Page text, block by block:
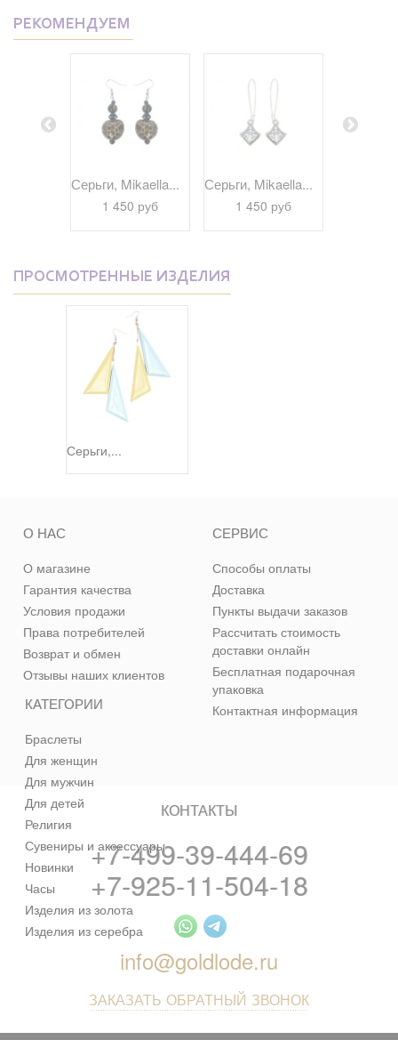
РЕКОМЕНДУЕМ
Серьги, Mikaella...
1 450 руб
Серьги, Mikaella...
1 450 руб
ПРОСМОТРЕННЫЕ ИЗДЕЛИЯ
Серьги,...
КАТЕГОРИИ
Браслеты
Для женщин
Для мужчин
Для детей
Религия
Сувениры и аксессуары
Новинки
Часы
Изделия из золота
Изделия из серебра
О НАС
О магазине
Гарантия качества
Условия продажи
Права потребителей
Возврат и обмен
Отзывы наших клиентов
СЕРВИС
Способы оплаты
Доставка
Пункты выдачи заказов
Рассчитать стоимость
доставки онлайн
Бесплатная подарочная
упаковка
Контактная информация
КОНТАКТЫ
+7-499-39-444-69
+7-925-11-504-18
info@goldlode.ru
ЗАКАЗАТЬ ОБРАТНЫЙ ЗВОНОК